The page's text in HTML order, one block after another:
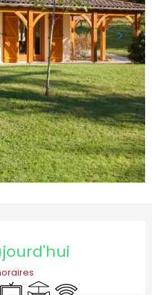
TélévisionTerrasse
WiFi